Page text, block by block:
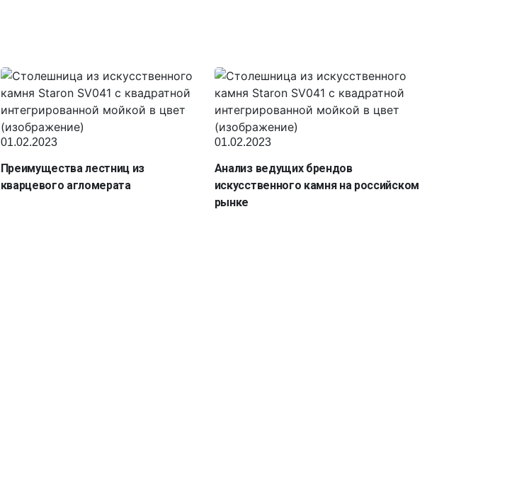
01.02.2023
Преимущества лестниц из
кварцевого агломерата
01.02.2023
Анализ ведущих брендов
искусственного камня на российском
рынке